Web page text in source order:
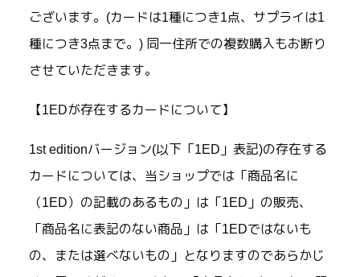
ございます。(カードは1種につき1点、サプライは1
種につき3点まで。) 同一住所での複数購入もお断り
させていただきます。
【1EDが存在するカードについて】
1st editionバージョン(以下「1ED」表記)の存在する
カードについては、当ショップでは「商品名に
（1ED）の記載のあるもの」は「1ED」の販売、
「商品名に表記のない商品」は「1EDではないも
の、または選べないもの」となりますのであらかじ